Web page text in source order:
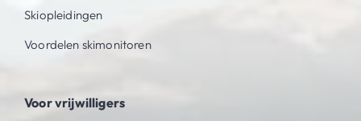
Skiopleidingen
Voordelen skimonitoren
Voor vrijwilligers